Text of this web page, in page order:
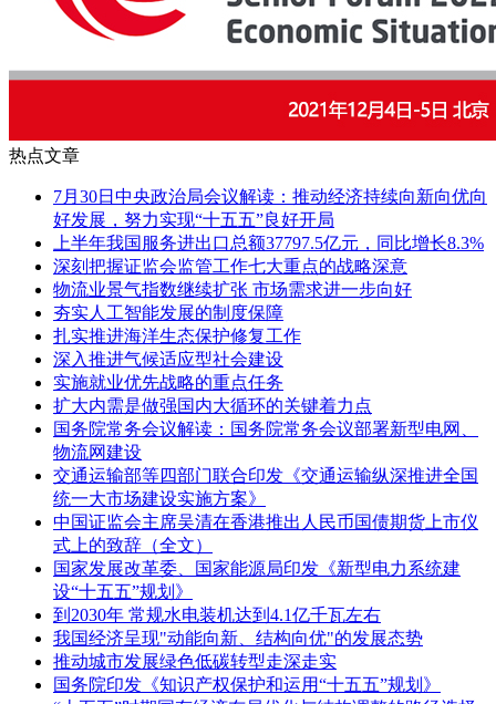
热点文章
7月30日中央政治局会议解读：推动经济持续向新向优向
好发展，努力实现“十五五”良好开局
上半年我国服务进出口总额37797.5亿元，同比增长8.3%
深刻把握证监会监管工作七大重点的战略深意
物流业景气指数继续扩张 市场需求进一步向好
夯实人工智能发展的制度保障
扎实推进海洋生态保护修复工作
深入推进气候适应型社会建设
实施就业优先战略的重点任务
扩大内需是做强国内大循环的关键着力点
国务院常务会议解读：国务院常务会议部署新型电网、
物流网建设
交通运输部等四部门联合印发《交通运输纵深推进全国
统一大市场建设实施方案》
中国证监会主席吴清在香港推出人民币国债期货上市仪
式上的致辞（全文）
国家发展改革委、国家能源局印发《新型电力系统建
设“十五五”规划》
到2030年 常规水电装机达到4.1亿千瓦左右
我国经济呈现"动能向新、结构向优"的发展态势
推动城市发展绿色低碳转型走深走实
国务院印发《知识产权保护和运用“十五五”规划》